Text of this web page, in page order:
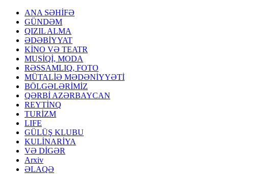
ANA SƏHİFƏ
GÜNDƏM
QIZIL ALMA
ƏDƏBİYYAT
KİNO VƏ TEATR
MUSİQİ, MODA
RƏSSAMLIQ, FOTO
MÜTALİƏ MƏDƏNİYYƏTİ
BÖLGƏLƏRİMİZ
QƏRBİ AZƏRBAYCAN
REYTİNQ
TURİZM
LIFE
GÜLÜŞ KLUBU
KULİNARİYA
VƏ DİGƏR
Arxiv
ƏLAQƏ